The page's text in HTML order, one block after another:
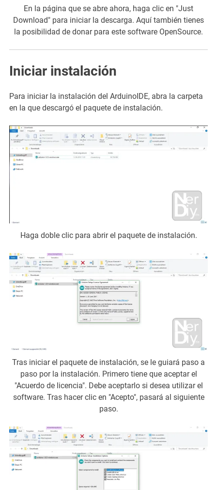
En la página que se abre ahora, haga clic en "Just
Download" para iniciar la descarga. Aquí también tienes
la posibilidad de donar para este software OpenSource.
Iniciar instalación
Para iniciar la instalación del ArduinoIDE, abra la carpeta
en la que descargó el paquete de instalación.
Haga doble clic para abrir el paquete de instalación.
Tras iniciar el paquete de instalación, se le guiará paso a
paso por la instalación. Primero tiene que aceptar el
"Acuerdo de licencia". Debe aceptarlo si desea utilizar el
software. Tras hacer clic en "Acepto", pasará al siguiente
paso.